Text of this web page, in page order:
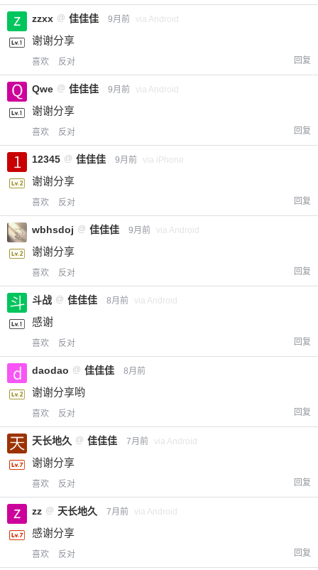
zzxx @ 佳佳佳 9月前 via Android
谢谢分享
喜欢 反对 回复
Qwe @ 佳佳佳 9月前 via Android
谢谢分享
喜欢 反对 回复
12345 @ 佳佳佳 9月前 via iPhone
谢谢分享
喜欢 反对 回复
wbhsdoj @ 佳佳佳 9月前 via Android
谢谢分享
喜欢 反对 回复
斗战 @ 佳佳佳 8月前 via Android
感谢
喜欢 反对 回复
daodao @ 佳佳佳 8月前
谢谢分享哟
喜欢 反对 回复
天长地久 @ 佳佳佳 7月前 via Android
谢谢分享
喜欢 反对 回复
zz @ 天长地久 7月前 via Android
感谢分享
喜欢 反对 回复